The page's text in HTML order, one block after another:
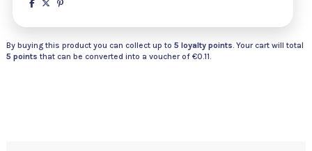
By buying this product you can collect up to 5 loyalty points. Your cart will total
5 points that can be converted into a voucher of €0.11.